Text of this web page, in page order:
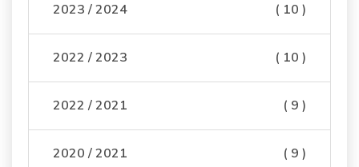
2023 / 2024 ( 10 )
2022 / 2023 ( 10 )
2022 / 2021 ( 9 )
2020 / 2021 ( 9 )